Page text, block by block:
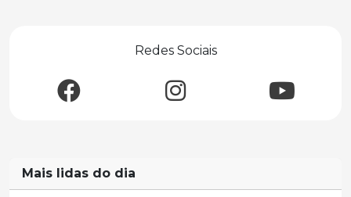
Redes Sociais
Mais lidas do dia